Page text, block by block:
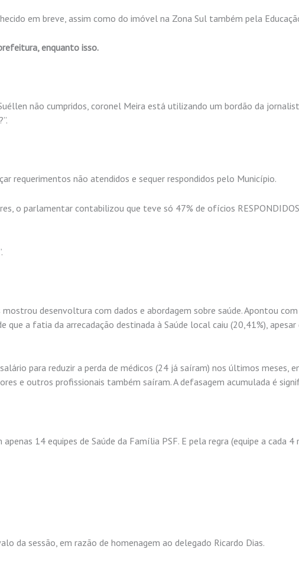
em breve, assim como do imóvel na Zona Sul também pela
enquanto isso.
não cumpridos, coronel Meira está utilizando um bordão da
requerimentos não atendidos e sequer respondidos pelo Município.
o parlamentar contabilizou que teve só 47% de ofícios
desenvoltura com dados e abordagem sobre saúde. Apontou com
que a fatia da arrecadação destinada à Saúde local caiu (20,41%), apesar
para reduzir a perda de médicos (24 já saíram) nos últimos meses,
e outros profissionais também saíram. A defasagem acumulada é
14 equipes de Saúde da Família PSF. E pela regra (equipe a cada 4
da sessão, em razão de homenagem ao delegado Ricardo Dias.